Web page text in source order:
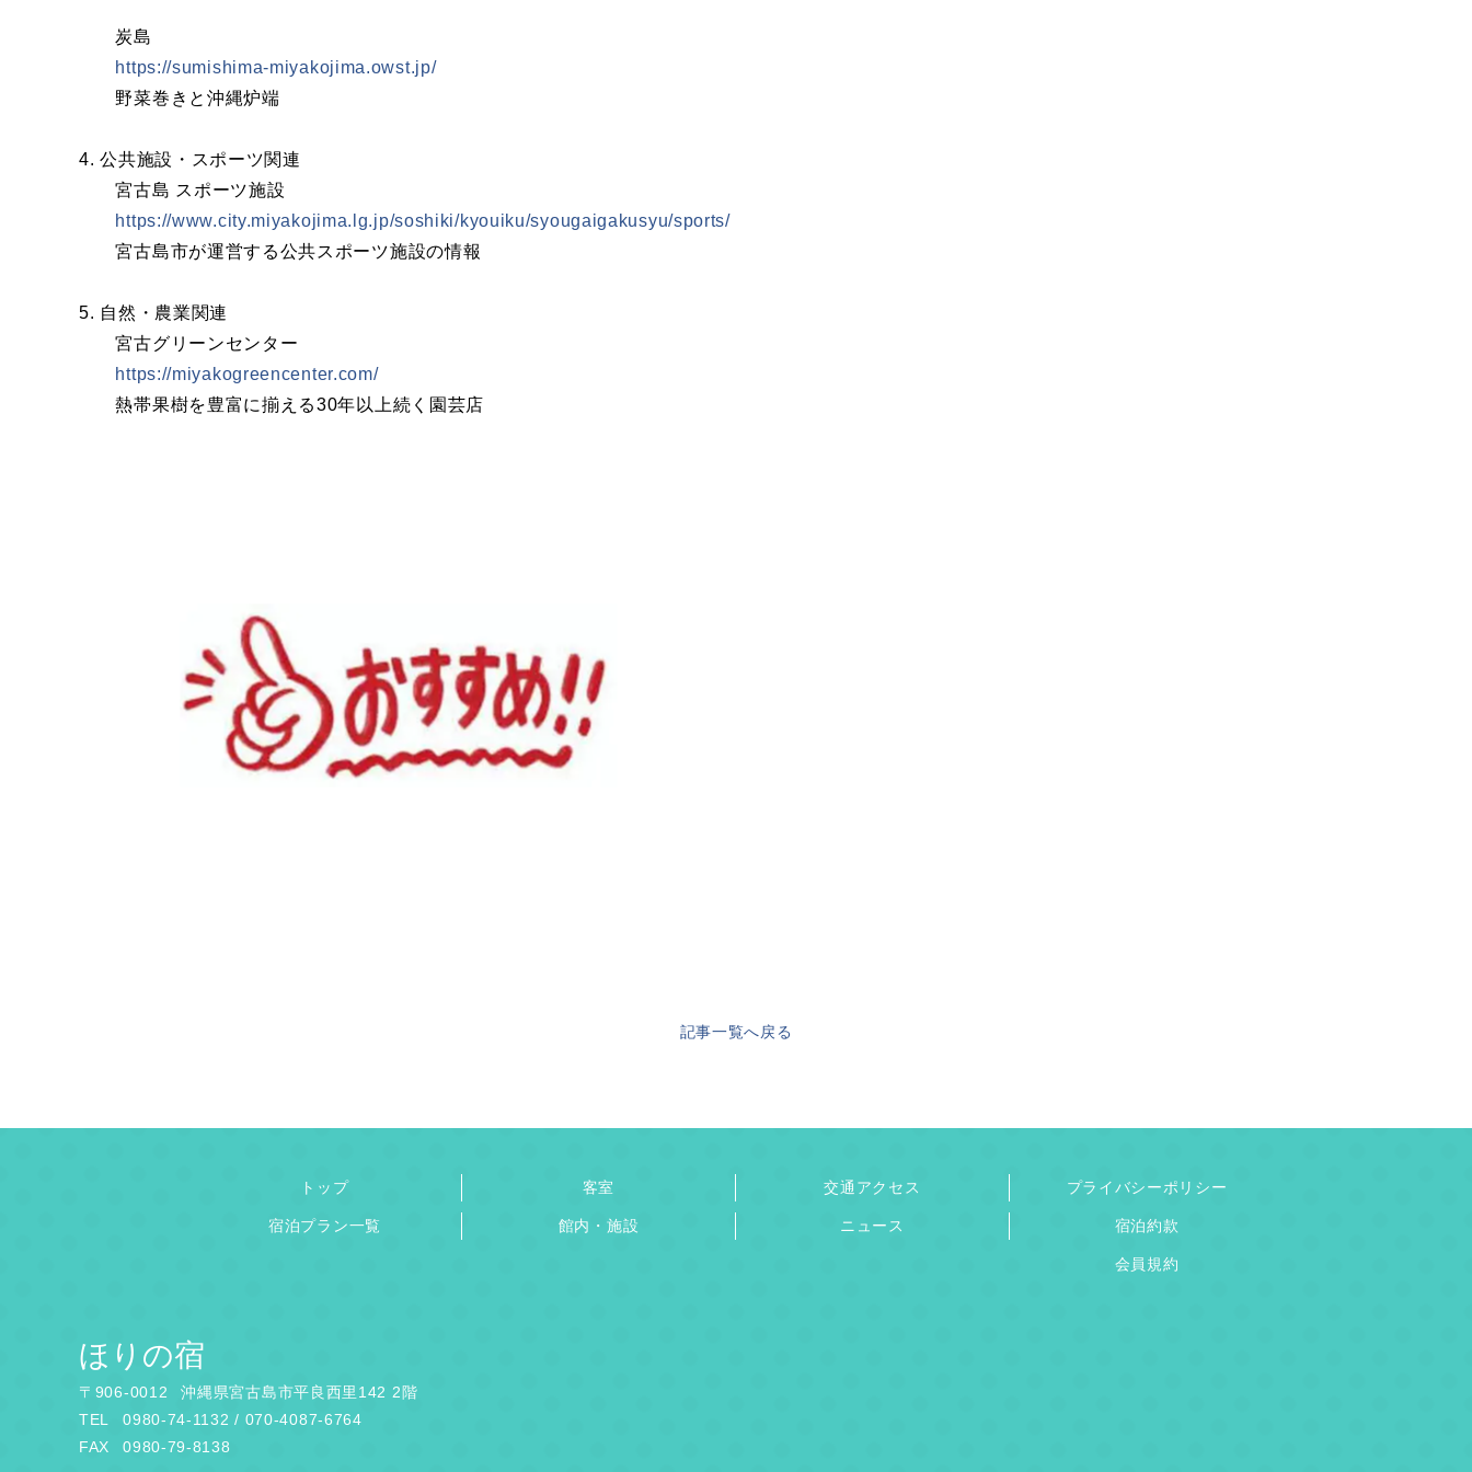
炭島
https://sumishima-miyakojima.owst.jp/
野菜巻きと沖縄炉端
4. 公共施設・スポーツ関連
宮古島 スポーツ施設
https://www.city.miyakojima.lg.jp/soshiki/kyouiku/syougaigakusyu/sports/
宮古島市が運営する公共スポーツ施設の情報
5. 自然・農業関連
宮古グリーンセンター
https://miyakogreencenter.com/
熱帯果樹を豊富に揃える30年以上続く園芸店
記事一覧へ戻る
トップ
宿泊プラン一覧
客室
館内・施設
交通アクセス
ニュース
プライバシーポリシー
宿泊約款
会員規約
ほりの宿
〒 906-0012
沖縄県宮古島市平良西里142 2階
TEL
0980-74-1132 / 070-4087-6764
FAX
0980-79-8138